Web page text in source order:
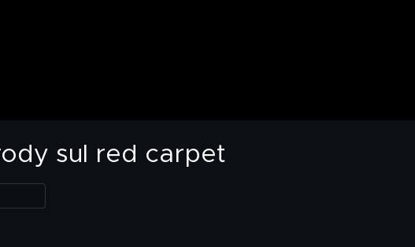
sul red carpet